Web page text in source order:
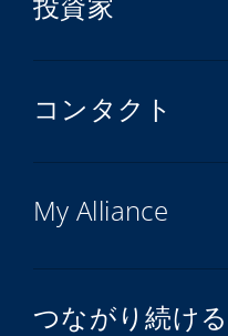
コンタクト
My Alliance
つながり続ける